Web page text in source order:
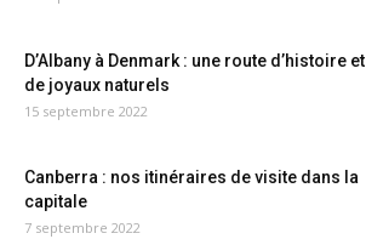
D’Albany à Denmark : une route d’histoire et
de joyaux naturels
15 septembre 2022
Canberra : nos itinéraires de visite dans la
capitale
7 septembre 2022